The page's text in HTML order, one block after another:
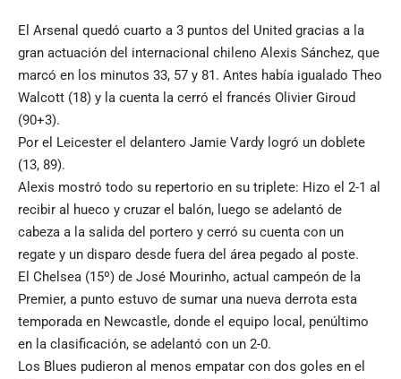
El Arsenal quedó cuarto a 3 puntos del United gracias a la
gran actuación del internacional chileno Alexis Sánchez, que
marcó en los minutos 33, 57 y 81. Antes había igualado Theo
Walcott (18) y la cuenta la cerró el francés Olivier Giroud
(90+3).
Por el Leicester el delantero Jamie Vardy logró un doblete
(13, 89).
Alexis mostró todo su repertorio en su triplete: Hizo el 2-1 al
recibir al hueco y cruzar el balón, luego se adelantó de
cabeza a la salida del portero y cerró su cuenta con un
regate y un disparo desde fuera del área pegado al poste.
El Chelsea (15º) de José Mourinho, actual campeón de la
Premier, a punto estuvo de sumar una nueva derrota esta
temporada en Newcastle, donde el equipo local, penúltimo
en la clasificación, se adelantó con un 2-0.
Los Blues pudieron al menos empatar con dos goles en el